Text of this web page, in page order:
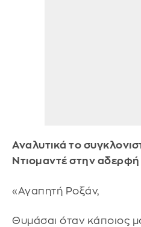
Αναλυτικά το
Ντιομαντέ στην αδερφή
«Αγαπητή Ροξάν,
Θυμάσαι όταν κάποιος